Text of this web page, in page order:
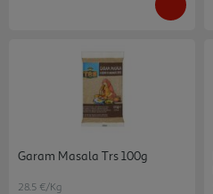
Garam Masala Trs 100g
28.5 €/Kg